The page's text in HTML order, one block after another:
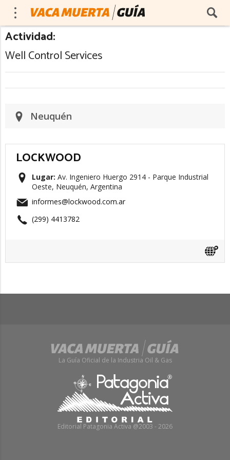
Actividad:
Well Control Services
Neuquén
LOCKWOOD
Lugar: Av. Ingeniero Huergo 2914 - Parque Industrial
Oeste, Neuquén, Argentina
informes@lockwood.com.ar
(299) 4413782
La Guía Oficial de la Industria Oil & Gas
Editorial Patagonia Activa @2003 - 2026